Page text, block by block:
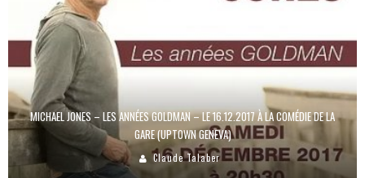
MICHAEL JONES – LES ANNÉES GOLDMAN – LE 16.12.2017 À LA COMÉDIE DE LA
GARE (UPTOWN GENEVA)
Claude Talaber